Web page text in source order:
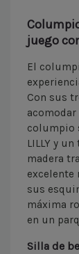
juego
El
Con sus
columpio
LILLY y
madera
excelente
sus
máxima
en un
Silla de